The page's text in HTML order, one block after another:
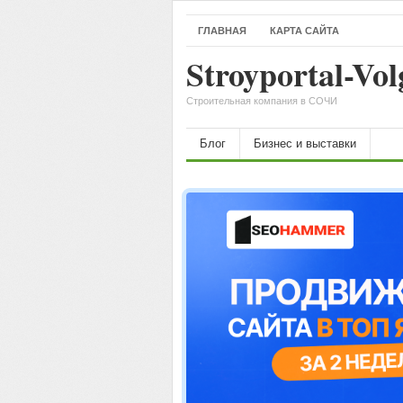
ГЛАВНАЯ КАРТА САЙТА
Stroyportal-
Строительная компания в СОЧИ
Блог Бизнес и выставки